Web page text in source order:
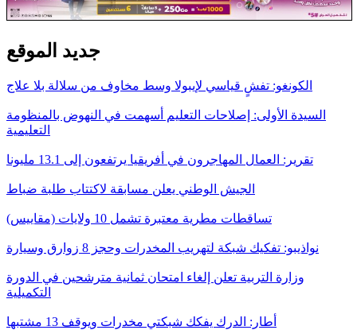
جديد الموقع
الكونغو: تفشٍ قياسي لإيبولا وسط مخاوف من سلالة بلا علاج
السيدة الأولى: إصلاحات التعليم أسهمت في النهوض بالمنظومة
التعليمية
تقرير: العمال المهاجرون في أفريقيا يرتفعون إلى 13.1 مليونا
الجيش الوطني يعلن مسابقة لاكتتاب طلبة ضباط
تساقطات مطرية معتبرة تشمل 10 ولايات (مقاييس)
نواذيبو: تفكيك شبكة لتهريب المخدرات وحجز 8 زوارق وسيارة
وزارة التربية تعلن إلغاء امتحان ثمانية مترشحين في الدورة
التكميلية
أطار: الدرك يفكك شبكتي مخدرات ويوقف 13 مشتبها